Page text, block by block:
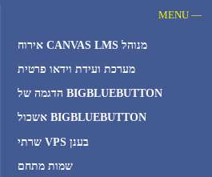
MENU —
אירוח CANVAS LMS מנוהל
מערכת ועידת וידאו פרטית
הדגמה של BIGBLUEBUTTON
אשכול BIGBLUEBUTTON
שרתי VPS בענן
שמות מתחם